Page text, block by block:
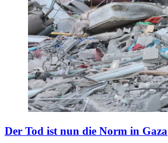
Der Tod ist nun die Norm in Gaza